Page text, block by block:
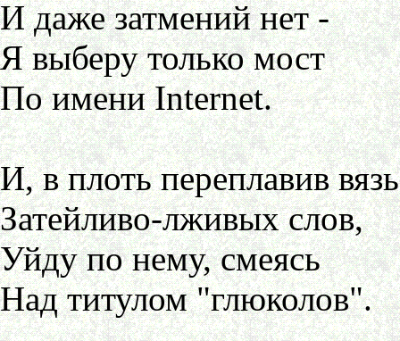
И даже затмений нет -
Я выберу только мост
По имени Internet.
И, в плоть переплавив вязь
Затейливо-лживых слов,
Уйду по нему, смеясь
Над титулом "глюколов".